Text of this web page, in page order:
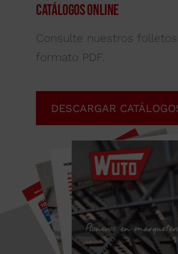
Catálogos Online
Consulte nuestros
formato PDF.
DESCARGAR